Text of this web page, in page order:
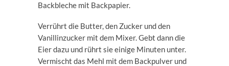
Backbleche mit Backpapier.
Verrührt die Butter, den Zucker und den
Vanillinzucker mit dem Mixer. Gebt dann die
Eier dazu und rührt sie einige Minuten unter.
Vermischt das Mehl mit dem Backpulver und